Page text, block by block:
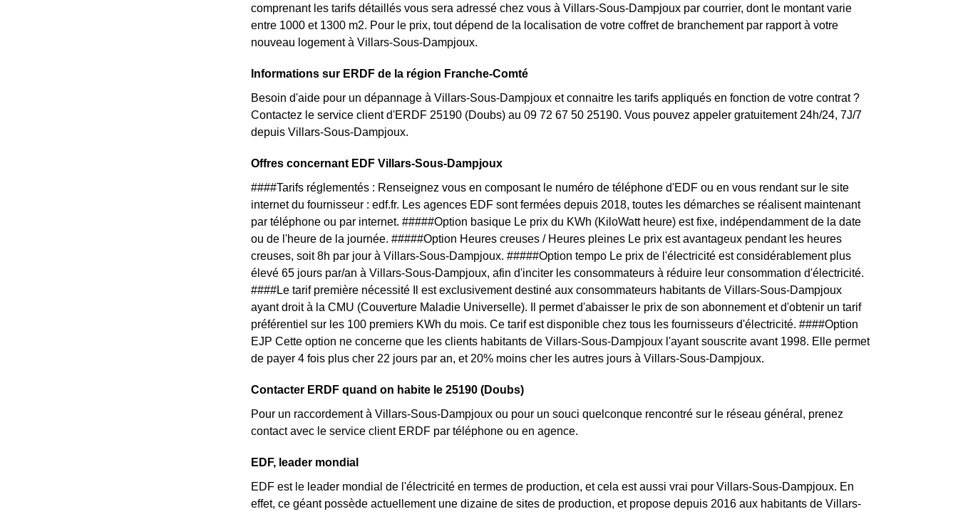
comprenant les tarifs détaillés vous sera adressé chez vous à Villars-Sous-Dampjoux par courrier, dont le montant varie
entre 1000 et 1300 m2. Pour le prix, tout dépend de la localisation de votre coffret de branchement par rapport à votre
nouveau logement à Villars-Sous-Dampjoux.
Informations sur ERDF de la région Franche-Comté
Besoin d'aide pour un dépannage à Villars-Sous-Dampjoux et connaitre les tarifs appliqués en fonction de votre contrat ?
Contactez le service client d'ERDF 25190 (Doubs) au 09 72 67 50 25190. Vous pouvez appeler gratuitement 24h/24, 7J/7
depuis Villars-Sous-Dampjoux.
Offres concernant EDF Villars-Sous-Dampjoux
####Tarifs réglementés : Renseignez vous en composant le numéro de téléphone d'EDF ou en vous rendant sur le site
internet du fournisseur : edf.fr. Les agences EDF sont fermées depuis 2018, toutes les démarches se réalisent maintenant
par téléphone ou par internet. #####Option basique Le prix du KWh (KiloWatt heure) est fixe, indépendamment de la date
ou de l'heure de la journée. #####Option Heures creuses / Heures pleines Le prix est avantageux pendant les heures
creuses, soit 8h par jour à Villars-Sous-Dampjoux. #####Option tempo Le prix de l'électricité est considérablement plus
élevé 65 jours par/an à Villars-Sous-Dampjoux, afin d'inciter les consommateurs à réduire leur consommation d'électricité.
####Le tarif première nécessité Il est exclusivement destiné aux consommateurs habitants de Villars-Sous-Dampjoux
ayant droit à la CMU (Couverture Maladie Universelle). Il permet d'abaisser le prix de son abonnement et d'obtenir un tarif
préférentiel sur les 100 premiers KWh du mois. Ce tarif est disponible chez tous les fournisseurs d'électricité. ####Option
EJP Cette option ne concerne que les clients habitants de Villars-Sous-Dampjoux l'ayant souscrite avant 1998. Elle permet
de payer 4 fois plus cher 22 jours par an, et 20% moins cher les autres jours à Villars-Sous-Dampjoux.
Contacter ERDF quand on habite le 25190 (Doubs)
Pour un raccordement à Villars-Sous-Dampjoux ou pour un souci quelconque rencontré sur le réseau général, prenez
contact avec le service client ERDF par téléphone ou en agence.
EDF, leader mondial
EDF est le leader mondial de l'électricité en termes de production, et cela est aussi vrai pour Villars-Sous-Dampjoux. En
effet, ce géant possède actuellement une dizaine de sites de production, et propose depuis 2016 aux habitants de Villars-